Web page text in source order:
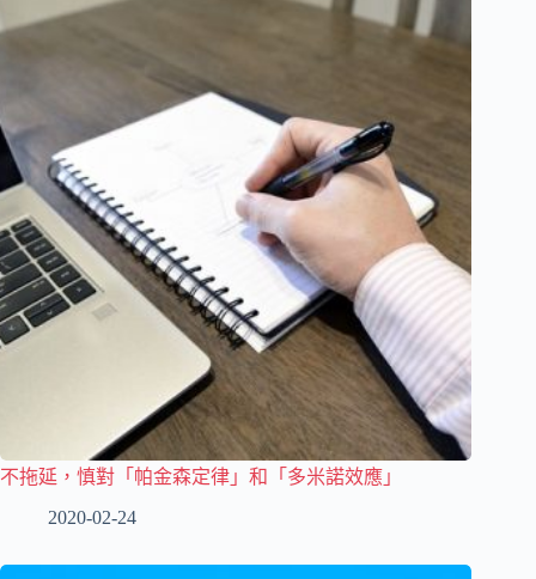
不拖延，慎對「帕金森定律」和「多米諾效應」
2020-02-24